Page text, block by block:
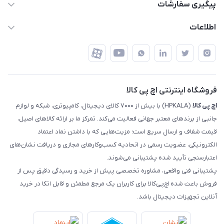
تهران - طبقه سوم تجاری - پلاک 11014
ضمانت اصالت کالا
پیگیری سفارشات
رهگیری مرسولات پست
رهگیری مرسولات چاپار
رهگیری مرسولات ماهکس
اطلاعات
درباره ما
تماس با ما
فروشگاه اینترنتی اچ پی کالا
اچ‌ پی‌ کالا
(HPKALA) با بیش از ۷۰۰۰ کالای دیجیتال، کامپیوتری، شبکه و لوازم
جانبی از برندهای معتبر جهانی فعالیت می‌کند. تمرکز ما بر ارائه کالاهای اصیل،
قیمت شفاف و ارسال سریع است؛ مزیت‌هایی که با داشتن نماد اعتماد
الکترونیکی، عضویت رسمی در اتحادیه کسب‌وکارهای مجازی و دریافت نشان‌های
اعتبارسنجی تأیید شده پشتیبانی می‌شوند.
پشتیبانی فنی واقعی، مشاوره تخصصی پیش از خرید و رسیدگی دقیق پس از
فروش باعث شده اچ‌پی‌کالا برای کاربران یک مرجع مطمئن و قابل اتکا در خرید
آنلاین تجهیزات دیجیتال باشد.